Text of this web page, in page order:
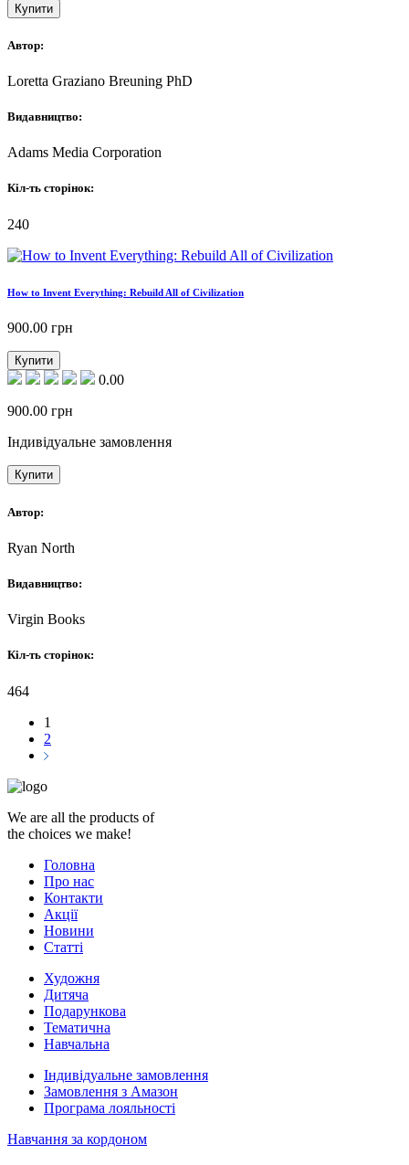
Купити
Автор:
Loretta Graziano Breuning PhD
Видавництво:
Adams Media Corporation
Кіл-ть сторінок:
240
How to Invent Everything: Rebuild All of Civilization
900.00 грн
Купити
0.00
900.00 грн
Індивідуальне замовлення
Купити
Автор:
Ryan North
Видавництво:
Virgin Books
Кіл-ть сторінок:
464
1
2
We are all the products of
the choices we make!
Головна
Про нас
Контакти
Акції
Новини
Статті
Художня
Дитяча
Подарункова
Тематична
Навчальна
Індивідуальне замовлення
Замовлення з Амазон
Програма лояльності
Навчання за кордоном